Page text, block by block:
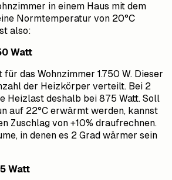
in einem Haus mit dem
Normtemperatur von 20°C
also:
Watt
das Wohnzimmer 1.750 W. Dieser
der Heizkörper verteilt. Bei 2
Heizlast deshalb bei 875 Watt. Soll
auf 22°C erwärmt werden, kannst
Zuschlag von +10% draufrechnen.
in denen es 2 Grad wärmer sein
Watt